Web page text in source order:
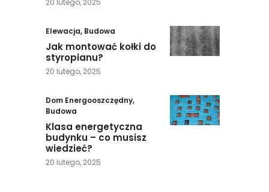
20 lutego, 2025
Elewacja, Budowa
Jak montować kołki do
styropianu?
20 lutego, 2025
Dom Energooszczędny,
Budowa
Klasa energetyczna
budynku – co musisz
wiedzieć?
20 lutego, 2025